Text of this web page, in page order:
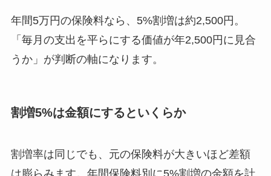
年間5万円の保険料なら、5%割増は約2,500円。
「毎月の支出を平らにする価値が年2,500円に見合
うか」が判断の軸になります。
割増5%は金額にするといくらか
割増率は同じでも、元の保険料が大きいほど差額